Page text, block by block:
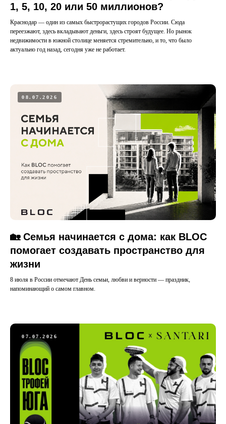
1, 5, 10, 20 или 50 миллионов?
Краснодар — один из самых быстрорастущих городов России. Сюда
переезжают, здесь вкладывают деньги, здесь строят будущее. Но рынок
недвижимости в южной столице меняется стремительно, и то, что было
актуально год назад, сегодня уже не работает.
08.07.2026
🏡 Семья начинается с дома: как BLOC
помогает создавать пространство для
жизни
8 июля в России отмечают День семьи, любви и верности — праздник,
напоминающий о самом главном.
07.07.2026